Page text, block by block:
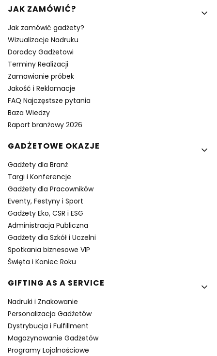
Linki w stopce
JAK ZAMÓWIĆ?
Jak zamówić gadżety?
Wizualizacje Nadruku
Doradcy Gadżetowi
Terminy Realizacji
Zamawianie próbek
Jakość i Reklamacje
FAQ Najczęstsze pytania
Baza Wiedzy
Raport branżowy 2026
GADŻETOWE OKAZJE
Gadżety dla Branż
Targi i Konferencje
Gadżety dla Pracowników
Eventy, Festyny i Sport
Gadżety Eko, CSR i ESG
Administracja Publiczna
Gadżety dla Szkół i Uczelni
Spotkania biznesowe VIP
Święta i Koniec Roku
GIFTING AS A SERVICE
Nadruki i Znakowanie
Personalizacja Gadżetów
Dystrybucja i Fulfillment
Magazynowanie Gadżetów
Programy Lojalnościowe